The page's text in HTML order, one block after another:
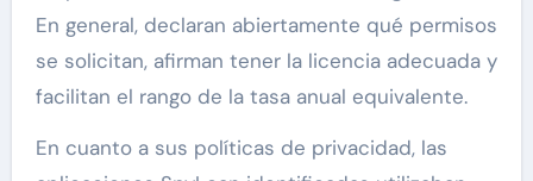
En general, declaran abiertamente qué permisos
se solicitan, afirman tener la licencia adecuada y
facilitan el rango de la tasa anual equivalente.
En cuanto a sus políticas de privacidad, las